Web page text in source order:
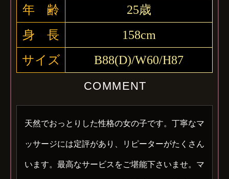
年 齢
25歳
身 長
158cm
サイズ
B88(D)/W60/H87
COMMENT
天然でおっとりした性格の女の子です。丁寧なマ
ッサージには定評があり、リピーターがたくさん
います。最高なサービスをご堪能下さいませ。マ